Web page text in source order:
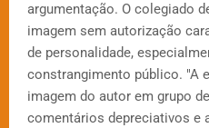
argumentação. O colegiado
imagem sem autorização
de personalidade,
constrangimento público. "A
imagem do autor em grupo
comentários depreciativos e